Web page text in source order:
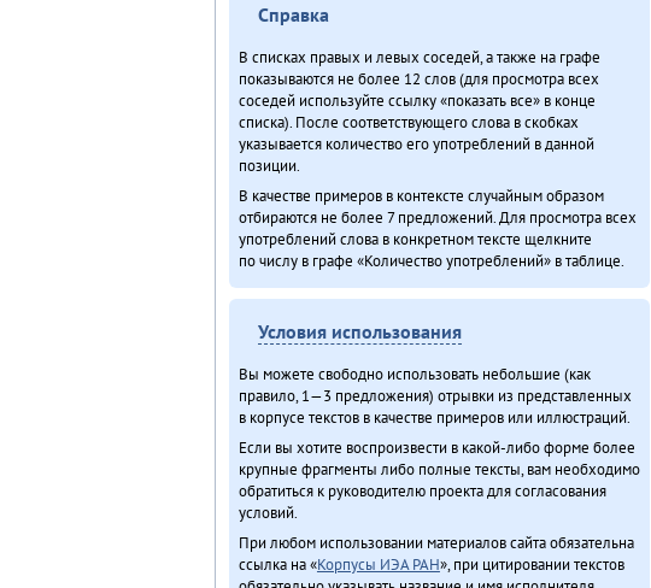
Справка
В списках правых и левых соседей, а также на графе
показываются не более 12 слов (для просмотра всех
соседей используйте ссылку «показать все» в конце
списка). После соответствующего слова в скобках
указывается количество его употреблений в данной
позиции.
В качестве примеров в контексте случайным образом
отбираются не более 7 предложений. Для просмотра всех
употреблений слова в конкретном тексте щелкните
по числу в графе «Количество употреблений» в таблице.
Условия использования
Вы можете свободно использовать небольшие (как
правило, 1—3 предложения) отрывки из представленных
в корпусе текстов в качестве примеров или иллюстраций.
Если вы хотите воспроизвести в какой-либо форме более
крупные фрагменты либо полные тексты, вам необходимо
обратиться к руководителю проекта для согласования
условий.
При любом использовании материалов сайта обязательна
ссылка на «Корпусы ИЭА РАН», при цитировании текстов